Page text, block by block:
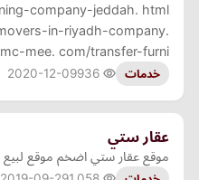
company-jeddah. html
in-riyadh-company.
mee. com/transfer-furni…
خدمات 2020-12-09
عقار ستي
موقع عقار ستي اضخم موقع لبيع